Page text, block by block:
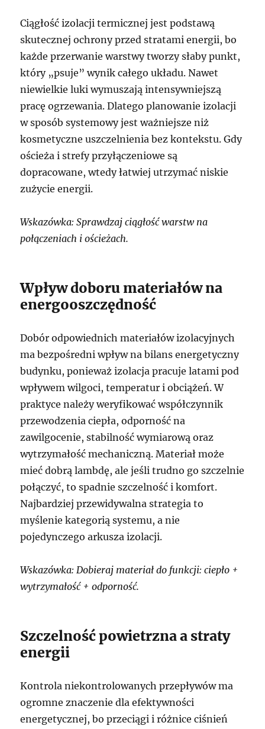
Ciągłość izolacji termicznej jest podstawą
skutecznej ochrony przed stratami energii, bo
każde przerwanie warstwy tworzy słaby punkt,
który „psuje” wynik całego układu. Nawet
niewielkie luki wymuszają intensywniejszą
pracę ogrzewania. Dlatego planowanie izolacji
w sposób systemowy jest ważniejsze niż
kosmetyczne uszczelnienia bez kontekstu. Gdy
ościeża i strefy przyłączeniowe są
dopracowane, wtedy łatwiej utrzymać niskie
zużycie energii.
Wskazówka: Sprawdzaj ciągłość warstw na
połączeniach i ościeżach.
Wpływ doboru materiałów na
energooszczędność
Dobór odpowiednich materiałów izolacyjnych
ma bezpośredni wpływ na bilans energetyczny
budynku, ponieważ izolacja pracuje latami pod
wpływem wilgoci, temperatur i obciążeń. W
praktyce należy weryfikować współczynnik
przewodzenia ciepła, odporność na
zawilgocenie, stabilność wymiarową oraz
wytrzymałość mechaniczną. Materiał może
mieć dobrą lambdę, ale jeśli trudno go szczelnie
połączyć, to spadnie szczelność i komfort.
Najbardziej przewidywalna strategia to
myślenie kategorią systemu, a nie
pojedynczego arkusza izolacji.
Wskazówka: Dobieraj materiał do funkcji: ciepło +
wytrzymałość + odporność.
Szczelność powietrzna a straty
energii
Kontrola niekontrolowanych przepływów ma
ogromne znaczenie dla efektywności
energetycznej, bo przeciągi i różnice ciśnień